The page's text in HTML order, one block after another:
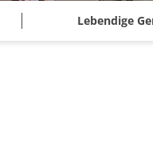
Lebendige